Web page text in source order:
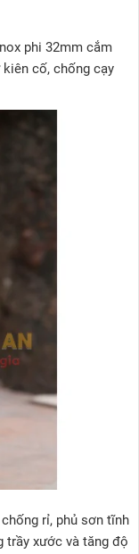
phi 32mm cắm
cố, chống cạy
rỉ, phủ sơn tĩnh
trầy xước và tăng độ